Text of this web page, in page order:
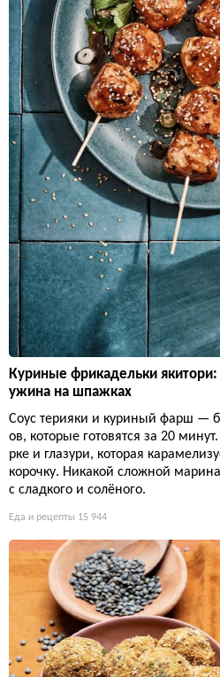
Куриные фрикадельки якитори:
ужина на шпажках
Соус терияки и куриный фарш —
ов, которые готовятся за 20
рке и глазури, которая
корочку. Никакой сложной
с сладкого и солёного.
Еда и рецепты 15 944